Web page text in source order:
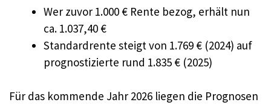
Wer zuvor 1.000 € Rente bezog, erhält nun
ca. 1.037,40 €
Standardrente steigt von 1.769 € (2024) auf
prognostizierte rund 1.835 € (2025)
Für das kommende Jahr 2026 liegen die Prognosen